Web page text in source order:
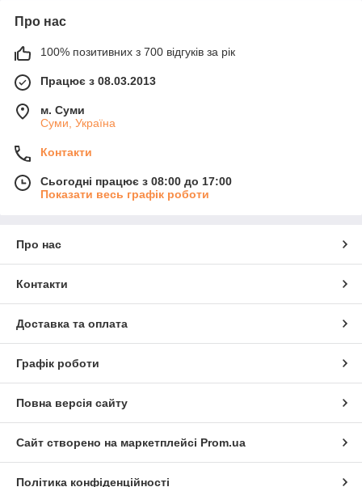
Про нас
100% позитивних з 700 відгуків за рік
Працює з 08.03.2013
м. Суми
Суми, Україна
Контакти
Сьогодні працює з 08:00 до 17:00
Показати весь графік роботи
Про нас
Контакти
Доставка та оплата
Графік роботи
Повна версія сайту
Сайт створено на маркетплейсі Prom.ua
Політика конфіденційності